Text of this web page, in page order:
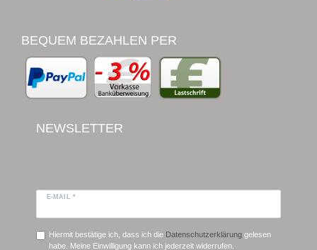
BEQUEM BEZAHLEN PER
NEWSLETTER
E-MAIL *
Hiermit bestätige ich, dass ich die Daten­schutz­erklärunggelesen
habe. Meine Einwilligung kann ich jederzeit widerrufen.